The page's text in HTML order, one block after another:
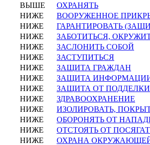
ВЫШЕ
ОХРАНЯТЬ
НИЖЕ
ВООРУЖЕННОЕ
НИЖЕ
ГАРАНТИРОВАТЬ
НИЖЕ
ЗАБОТИТЬСЯ,
НИЖЕ
ЗАСЛОНИТЬ СОБОЙ
НИЖЕ
ЗАСТУПИТЬСЯ
НИЖЕ
ЗАЩИТА ГРАЖДАН
НИЖЕ
ЗАЩИТА
НИЖЕ
ЗАЩИТА ОТ ПОДДЕЛКИ
НИЖЕ
ЗДРАВООХРАНЕНИЕ
НИЖЕ
ИЗОЛИРОВАТЬ,
НИЖЕ
ОБОРОНЯТЬ ОТ
НИЖЕ
ОТСТОЯТЬ ОТ
НИЖЕ
ОХРАНА